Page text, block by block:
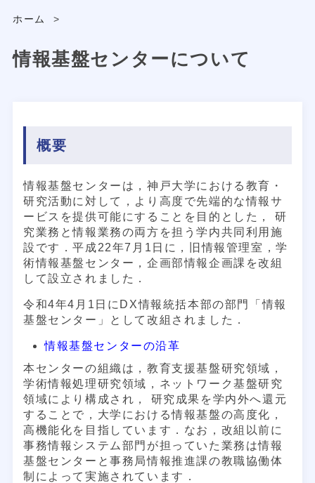
ホーム >
情報基盤センターについて
概要
情報基盤センターは，神戸大学における教育・
研究活動に対して，より高度で先端的な情報サ
ービスを提供可能にすることを目的とした， 研
究業務と情報業務の両方を担う学内共同利用施
設です．平成22年7月1日に，旧情報管理室，学
術情報基盤センター，企画部情報企画課を改組
して設立されました．
令和4年4月1日にDX情報統括本部の部門「情報
基盤センター」として改組されました．
情報基盤センターの沿革
本センターの組織は，教育支援基盤研究領域，
学術情報処理研究領域，ネットワーク基盤研究
領域により構成され， 研究成果を学内外へ還元
することで，大学における情報基盤の高度化，
高機能化を目指しています．なお，改組以前に
事務情報システム部門が担っていた業務は情報
基盤センターと事務局情報推進課の教職協働体
制によって実施されています．